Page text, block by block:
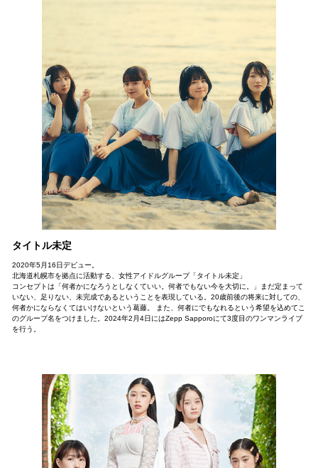
タイトル未定
2020年5月16日デビュー。
北海道札幌市を拠点に活動する、女性アイドルグループ「タイトル未定」
コンセプトは「何者かになろうとしなくていい。何者でもない今を大切に。」まだ定まって
いない、足りない、未完成であるということを表現している。20歳前後の将来に対しての、
何者かにならなくてはいけないという葛藤。 また、何者にでもなれるという希望を込めてこ
のグループ名をつけました。2024年2月4日にはZepp Sapporoにて3度目のワンマンライブ
を行う。